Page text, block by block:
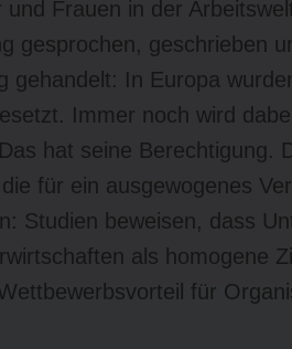
Frauen in der
gesprochen, geschrieben
gehandelt: In Europa
Immer noch wird
hat seine Berechtigung.
für ein ausgewogenes
Studien beweisen, dass
als homogene
für